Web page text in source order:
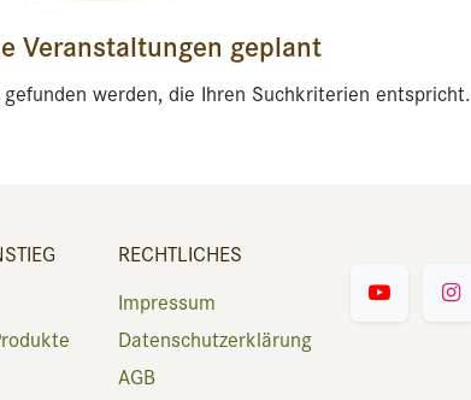
Veranstaltungen geplant
werden, die Ihren Suchkriterien entspricht.
RECHTLICHES
Impressum
Datenschutzerklärung
AGB